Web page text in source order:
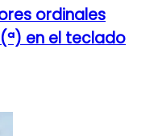
ordinales
en el teclado